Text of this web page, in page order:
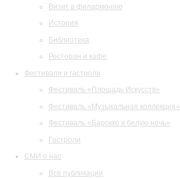
Визит в филармонию
История
Библиотека
Ресторан и кафе
Фестивали и гастроли
Фестиваль «Площадь Искусств»
Фестиваль «Музыкальная коллекция»
Фестиваль «Барокко в белую ночь»
Гастроли
СМИ о нас
Все публикации